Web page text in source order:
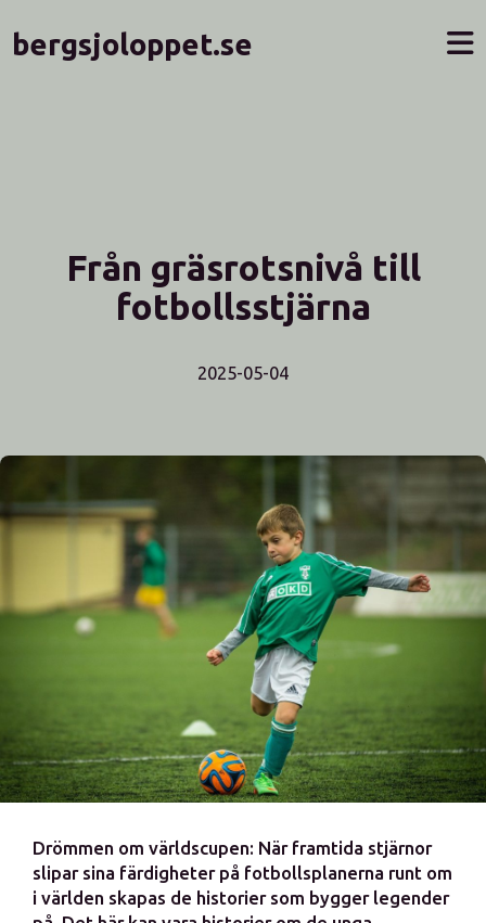
bergsjoloppet.se
Från gräsrotsnivå till
fotbollsstjärna
2025-05-04
Drömmen om världscupen: När framtida stjärnor
slipar sina färdigheter på fotbollsplanerna runt om
i världen skapas de historier som bygger legender